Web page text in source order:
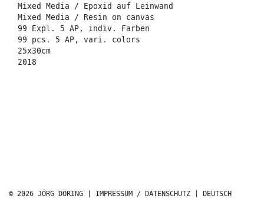
Mixed Media / Epoxid auf Leinwand
Mixed Media / Resin on canvas
99 Expl. 5 AP, indiv. Farben
99 pcs. 5 AP, vari. colors
25x30cm
2018
© 2026 JÖRG DÖRING | IMPRESSUM / DATENSCHUTZ DEUTSCH